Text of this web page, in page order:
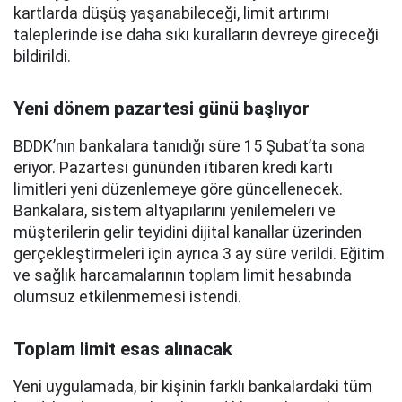
kartlarda düşüş yaşanabileceği, limit artırımı
taleplerinde ise daha sıkı kuralların devreye gireceği
bildirildi.
Yeni dönem pazartesi günü başlıyor
BDDK’nın bankalara tanıdığı süre 15 Şubat’ta sona
eriyor. Pazartesi gününden itibaren kredi kartı
limitleri yeni düzenlemeye göre güncellenecek.
Bankalara, sistem altyapılarını yenilemeleri ve
müşterilerin gelir teyidini dijital kanallar üzerinden
gerçekleştirmeleri için ayrıca 3 ay süre verildi. Eğitim
ve sağlık harcamalarının toplam limit hesabında
olumsuz etkilenmemesi istendi.
Toplam limit esas alınacak
Yeni uygulamada, bir kişinin farklı bankalardaki tüm